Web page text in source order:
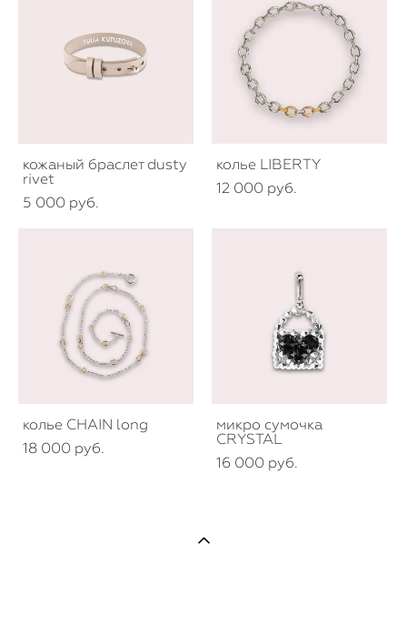
кожаный браслет dusty
rivet
5 000 pуб.
колье LIBERTY
12 000 pуб.
колье CHAIN long
18 000 pуб.
микро сумочка
CRYSTAL
16 000 pуб.